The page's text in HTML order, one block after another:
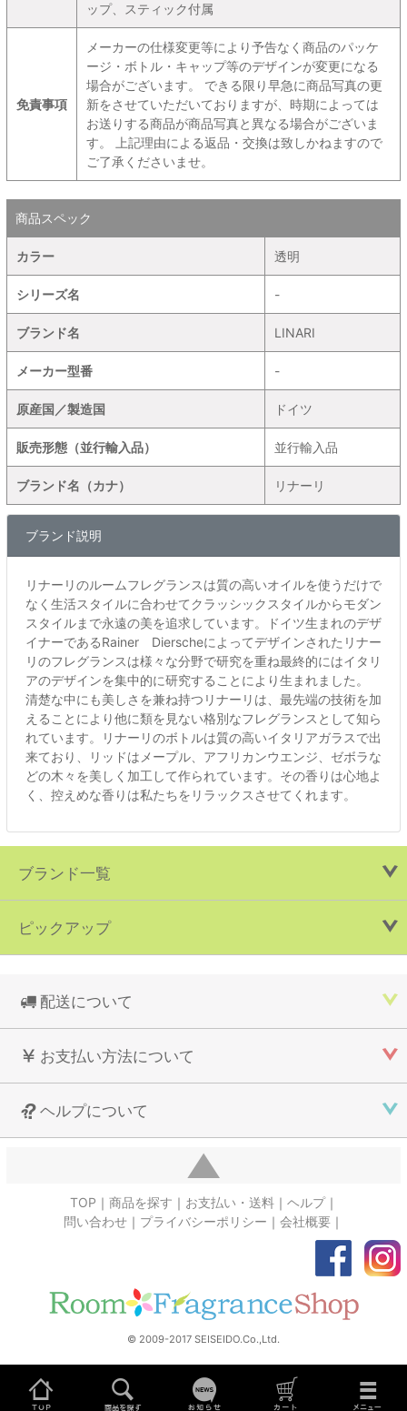
ップ、スティック付属
免責事項
メーカーの仕様変更等により予告なく商品のパッケ
ージ・ボトル・キャップ等のデザインが変更になる
場合がございます。 できる限り早急に商品写真の更
新をさせていただいておりますが、時期によっては
お送りする商品が商品写真と異なる場合がございま
す。 上記理由による返品・交換は致しかねますので
ご了承くださいませ。
商品スペック
カラー 透明
シリーズ名 -
ブランド名 LINARI
メーカー型番 -
原産国／製造国 ドイツ
販売形態（並行輸入品） 並行輸入品
ブランド名（カナ） リナーリ
ブランド説明
リナーリのルームフレグランスは質の高いオイルを使うだけで
なく生活スタイルに合わせてクラッシックスタイルからモダン
スタイルまで永遠の美を追求しています。ドイツ生まれのデザ
イナーであるRainer Dierscheによってデザインされたリナー
リのフレグランスは様々な分野で研究を重ね最終的にはイタリ
アのデザインを集中的に研究することにより生まれました。
清楚な中にも美しさを兼ね持つリナーリは、最先端の技術を加
えることにより他に類を見ない格別なフレグランスとして知ら
れています。リナーリのボトルは質の高いイタリアガラスで出
来ており、リッドはメープル、アフリカンウエンジ、ゼボラな
どの木々を美しく加工して作られています。その香りは心地よ
く、控えめな香りは私たちをリラックスさせてくれます。
ブランド一覧
ピックアップ
配送について
お支払い方法について
ヘルプについて
TOP 商品を探す お支払い・送料
ヘルプ
問い合わせ
プライバシーポリシー 会社概要
© 2009-2017 SEISEIDO.Co.,Ltd.